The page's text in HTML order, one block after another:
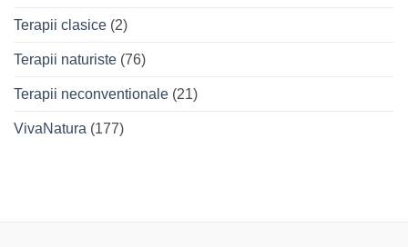
Terapii clasice (2)
Terapii naturiste (76)
Terapii neconventionale (21)
VivaNatura (177)